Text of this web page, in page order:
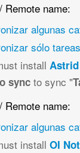
Remote name:
algunas
sólo
install
sync to sync "
Remote name:
algunas
installOI